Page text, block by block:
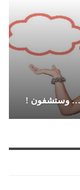
وستشفون !